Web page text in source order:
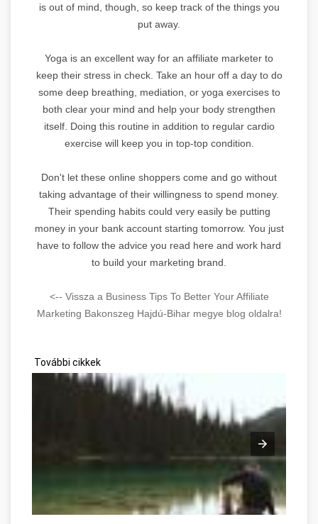
is out of mind, though, so keep track of the things you
put away.
Yoga is an excellent way for an affiliate marketer to
keep their stress in check. Take an hour off a day to do
some deep breathing, mediation, or yoga exercises to
both clear your mind and help your body strengthen
itself. Doing this routine in addition to regular cardio
exercise will keep you in top-top condition.
Don't let these online shoppers come and go without
taking advantage of their willingness to spend money.
Their spending habits could very easily be putting
money in your bank account starting tomorrow. You just
have to follow the advice you read here and work hard
to build your marketing brand.
<-- Vissza a Business Tips To Better Your Affiliate
Marketing Bakonszeg Hajdú-Bihar megye blog oldalra!
További cikkek